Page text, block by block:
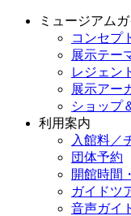
ミュージアム
コンセプ
展示テー
レジェン
展示アー
ショップ
利用案内
入館料／
団体予約
開館時間
ガイドツ
音声ガイ